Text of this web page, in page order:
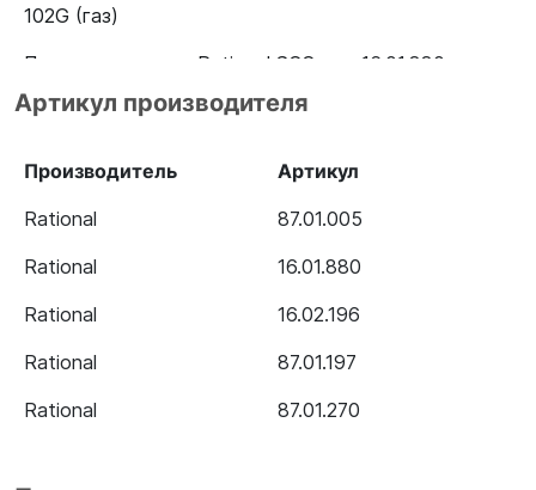
102G (газ)
Пароконвектомат Rational SCC
WE 102 5 Senses B128100.01
16.01.880
101G (газ)
Пароконвектомат Rational SCC
WE 61G (газ) 5 Senses
B618300.30
Пароконвектомат Rational SCC
Артикул производителя
Производитель
Артикул
Rational
87.01.005
Rational
16.01.880
Rational
16.02.196
Rational
87.01.197
Rational
87.01.270